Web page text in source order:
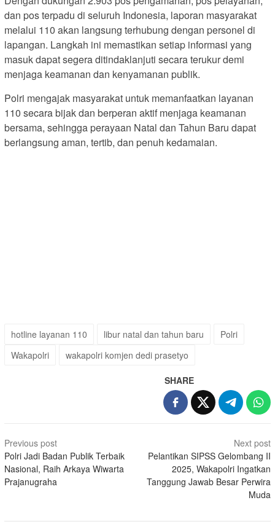
dan pos terpadu di seluruh Indonesia, laporan masyarakat
melalui 110 akan langsung terhubung dengan personel di
lapangan. Langkah ini memastikan setiap informasi yang
masuk dapat segera ditindaklanjuti secara terukur demi
menjaga keamanan dan kenyamanan publik.
Polri mengajak masyarakat untuk memanfaatkan layanan
110 secara bijak dan berperan aktif menjaga keamanan
bersama, sehingga perayaan Natal dan Tahun Baru dapat
berlangsung aman, tertib, dan penuh kedamaian.
hotline layanan 110 libur natal dan tahun baru
Polri
Wakapolri
wakapolri komjen dedi prasetyo
SHARE
Post
navigation
Previous post
Polri Jadi Badan Publik Terbaik
Nasional, Raih Arkaya Wiwarta
Prajanugraha
Next post
Pelantikan SIPSS Gelombang II
2025, Wakapolri Ingatkan
Tanggung Jawab Besar Perwira
Muda